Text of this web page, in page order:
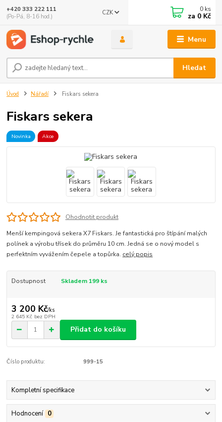
Menu
CZK
Hledat
+420 333 222 111
(Po-Pá, 8-16 hod.)
0 ks
za 0 Kč
Úvod Nářadí Fiskars sekera
Fiskars sekera
Novinka Akce
Ohodnotit produkt
Menší kempingová sekera X7 Fiskars. Je fantastická pro štípání malých
polínek a výrobu třísek do průměru 10 cm. Jedná se o nový model s
perfektním vyvážením čepele a topůrka. celý popis
Dostupnost Skladem 199 ks
3 200 Kč/ks
2 645 Kč bez DPH
Přidat do košíku
Číslo produktu: 999-15
Kompletní specifikace
Hodnocení 0
🤖 Eshop-rychle AI Chatbot
DEMO ukázka integrace Chaterimo do platformy eshop-